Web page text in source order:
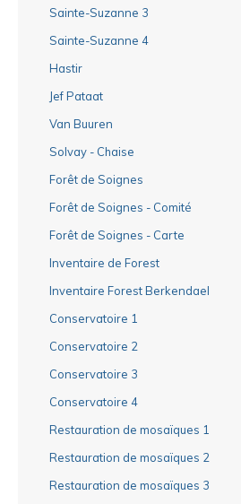
Sainte-Suzanne 3
Sainte-Suzanne 4
Hastir
Jef Pataat
Van Buuren
Solvay - Chaise
Forêt de Soignes
Forêt de Soignes - Comité
Forêt de Soignes - Carte
Inventaire de Forest
Inventaire Forest Berkendael
Conservatoire 1
Conservatoire 2
Conservatoire 3
Conservatoire 4
Restauration de mosaïques 1
Restauration de mosaïques 2
Restauration de mosaïques 3